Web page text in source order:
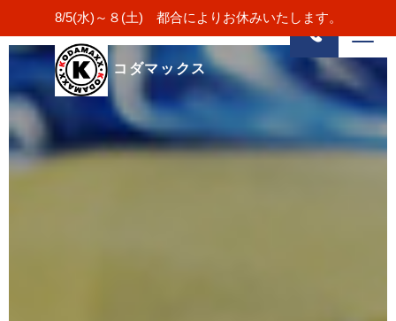
8/5(水)～８(土) 都合によりお休みいたします。
コダマックス